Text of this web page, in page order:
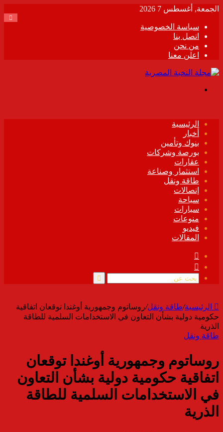
الجمعة, أغسطس 7 2026
سياسة الخصوصية
اتصل بنا
من نحن
اعلن معنا
الرئيسية
أخبار
بنوك وتأمين
بورصة وشركات
عقارات
استثمار وصناعة
طاقة ونقل
إتصالات
سياحة
سيارات
منوعات
فيديو
المقالات
الموقع
RSS
بحث
الرئيسية/طاقة ونقل/روساتوم وجمهورية أوغندا توقعان اتفاقية
حكومية دولية بشأن التعاون في الاستخدامات السلمية للطاقة
الذرية
طاقة ونقل
روساتوم وجمهورية أوغندا توقعان
اتفاقية حكومية دولية بشأن التعاون
في الاستخدامات السلمية للطاقة
الذرية